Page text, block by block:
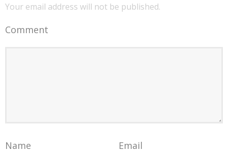
Your email address will not be published.
Comment
Name
Email